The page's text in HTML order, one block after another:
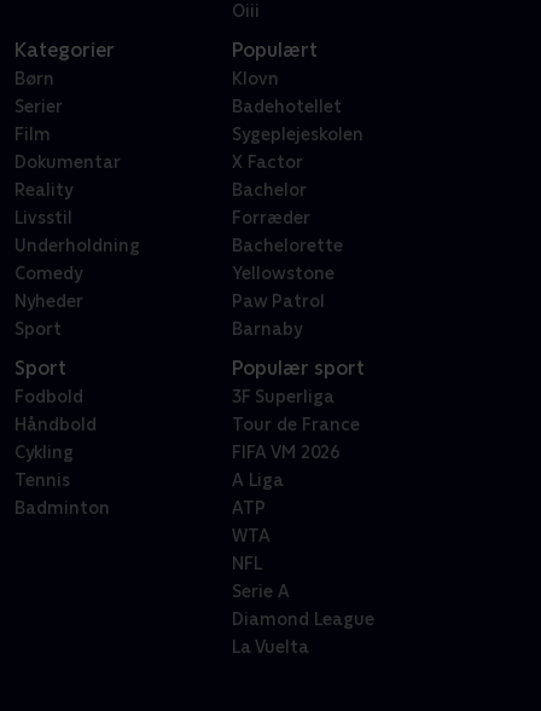
Oiii
Kategorier
Børn
Serier
Film
Dokumentar
Reality
Livsstil
Underholdning
Comedy
Nyheder
Sport
Populært
Klovn
Badehotellet
Sygeplejeskolen
X Factor
Bachelor
Forræder
Bachelorette
Yellowstone
Paw Patrol
Barnaby
Sport
Fodbold
Håndbold
Cykling
Tennis
Badminton
Populær sport
3F Superliga
Tour de France
FIFA VM 2026
A Liga
ATP
WTA
NFL
Serie A
Diamond League
La Vuelta